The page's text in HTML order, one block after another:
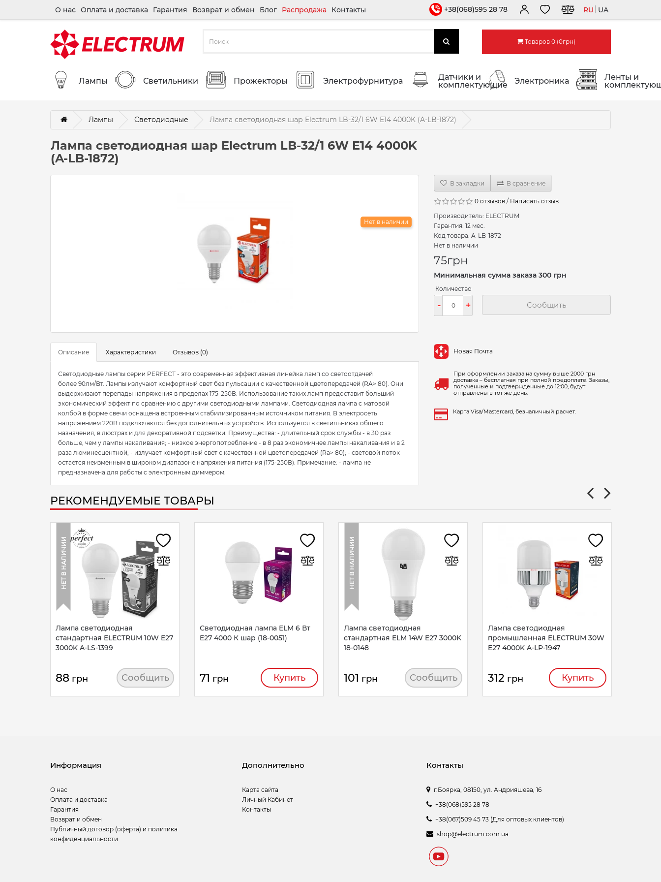
О нас Оплата и доставка Гарантия Возврат и обмен Блог Распродажа Контакты +38(068)595 28 78 RU UA
Товаров 0 (0грн)
Лампы Светильники Прожекторы Электрофурнитура
Датчики и
комплектующие
Электроника
Ленты и
Лампы Светодиодные Лампа светодиодная шар Electrum LB-32/1 6W E14 4000K (A-LB-1872)
Лампа светодиодная шар Electrum LB-32/1 6W E14 4000K
(A-LB-1872)
Нет в наличии
Описание Характеристики Отзывов (0)
Светодиодные лампы серии PERFECT - это современная эффективная линейка ламп со светоотдачей
более 90лм/Вт. Лампы излучают комфортный свет без пульсации с качественной цветопередачей (RA> 80). Они
выдерживают перепады напряжения в пределах 175-250В. Использование таких ламп предоставит больший
экономический эффект по сравнению с другими светодиодными лампами. Светодиодная лампа с матовой
колбой в форме свечи оснащена встроенным стабилизированным источником питания. В электросеть
напряжением 220В подключаются без дополнительных устройств. Используется в светильниках общего
назначения, в люстрах и для декоративной подсветки. Преимущества: - длительный срок службы - в 30 раз
больше, чем у лампы накаливания; - низкое энергопотребление - в 8 раз экономичнее лампы накаливания и в 2
раза люминесцентной; - излучает комфортный свет с качественной цветопередачей (Ra> 80); - световой поток
остается неизменным в широком диапазоне напряжения питания (175-250В). Примечание: - лампа не
предназначена для работы с электронным диммером.
В закладки В сравнение
0 отзывов / Написать отзыв
Производитель: ELECTRUM
Гарантия: 12 мес.
Код товара: A-LB-1872
Нет в наличии
75грн
Минимальная сумма заказа 300 грн
Количество
- + Сообщить
Новая Почта
При оформлении заказа на сумму выше 2000 грн
доставка – бесплатная при полной предоплате. Заказы,
полученные и подтвержденные до 12:00, будут
отправлены в тот же день.
Карта Visa/Mastercard, безналичный расчет.
РЕКОМЕНДУЕМЫЕ ТОВАРЫ
Лампа светодиодная
стандартная ELECTRUM 10W E27
3000K A-LS-1399
88 грн Сообщить
НЕТ В НАЛИЧИИ
Светодиодная лампа ELM 6 Вт
E27 4000 К шар (18-0051)
71 грн Купить
Лампа светодиодная
стандартная ELM 14W E27 3000K
18-0148
101 грн Сообщить
НЕТ В НАЛИЧИИ
Лампа светодиодная
промышленная ELECTRUM 30W
E27 4000K A-LP-1947
312 грн Купить
Информация
О нас
Оплата и доставка
Гарантия
Возврат и обмен
Публичный договор (оферта) и политика
конфиденциальности
Дополнительно
Карта сайта
Личный Кабинет
Контакты
Контакты
г.Боярка, 08150, ул. Андрияшева, 16
+38(068)595 28 78
+38(067)509 45 73 (Для оптовых клиентов)
shop@electrum.com.ua